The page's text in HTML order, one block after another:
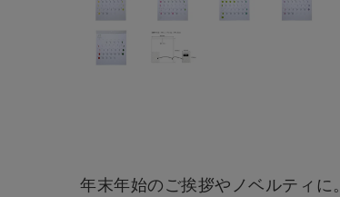
年末年始のご挨拶やノベルティに。